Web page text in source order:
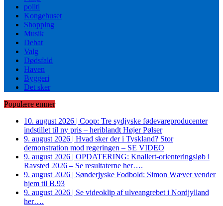
politi
Kongehuset
Shopping
Musik
Debat
Valg
Dødsfald
Haven
Byggeri
Det sker
Populære emner
10. august 2026 | Coop: Tre sydjyske fødevareproducenter
indstillet til ny pris – heriblandt Højer Pølser
9. august 2026 | Hvad sker der i Tyskland? Stor
demonstration mod regeringen – SE VIDEO
9. august 2026 | OPDATERING: Knallert-orienteringsløb i
Ravsted 2026 – Se resultaterne her….
9. august 2026 | Sønderjyske Fodbold: Simon Wæver vender
hjem til B.93
9. august 2026 | Se videoklip af ulveangrebet i Nordjylland
her….